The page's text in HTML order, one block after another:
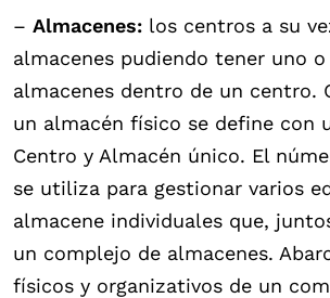
– Almacenes: los centros a su
almacenes pudiendo tener uno o
almacenes dentro de un centro.
un almacén físico se define con
Centro y Almacén único. El
se utiliza para gestionar varios
almacene individuales que,
un complejo de almacenes.
físicos y organizativos de un